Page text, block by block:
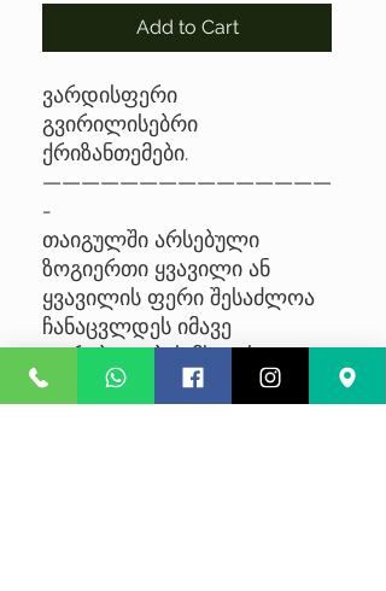
Add to Cart
ვარდისფერი
გვირილისებრი
ქრიზანთემები.
———————————————
-
თაიგულში არსებული
ზოგიერთი ყვავილი ან
ყვავილის ფერი შესაძლოა
ჩანაცვლდეს იმავე
ღირებულების მსგავსი
ყვავილით, მარაგიდან